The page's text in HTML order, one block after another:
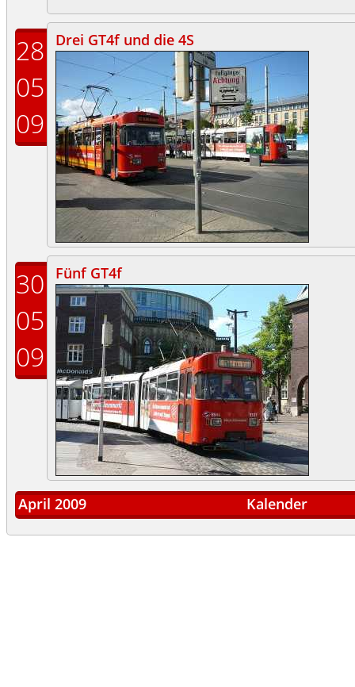
28
05
09
Drei GT4f und die 4S
30
05
09
Fünf GT4f
April 2009 Kalender